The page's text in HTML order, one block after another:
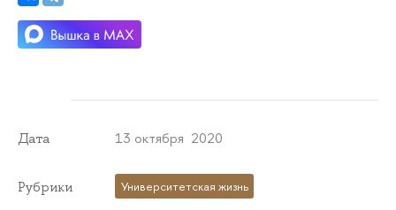
Дата 13 октября 2020
Рубрики Университетская жизнь